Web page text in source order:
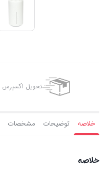
تحویل اکسپرس
خلاصه توضیحات مشخصات
خلاصه